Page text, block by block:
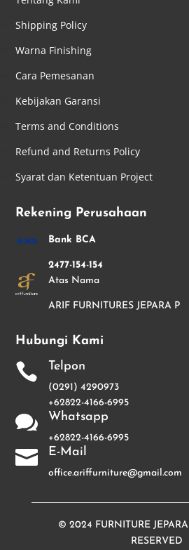
Shipping Policy
Warna Finishing
Cara Pemesanan
Kebijakan Garansi
Terms and Conditions
Refund and Returns Policy
Syarat dan Ketentuan Project
Rekening Perusahaan
Bank BCA
2477-154-154
Atas Nama
ARIF FURNITURES JEPARA P
Hubungi Kami
 Telpon
(0291) 4290973
+62822-4166-6995
 Whatsapp
+62822-4166-6995
 E-Mail
office.ariffurniture@gmail.com
© 2024 FURNITURE JEPARA
RESERVED